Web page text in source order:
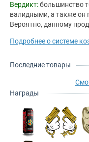
купил(а)
за 4000 ₽
В этом месяце
помогли,
В этом месяце
160***
купил(а)Услуги
за 700 ₽
Вердикт:большинство
валидными, а также он
Вероятно, данному
Подробнее о системе
Последние товары
Награды